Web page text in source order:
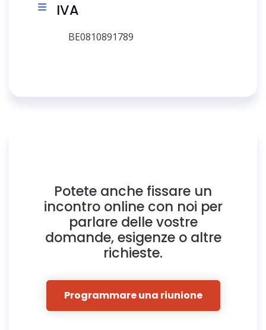
IVA
BE0810891789
Potete anche fissare un
incontro online con noi per
parlare delle vostre
domande, esigenze o altre
richieste.
Programmare una riunione